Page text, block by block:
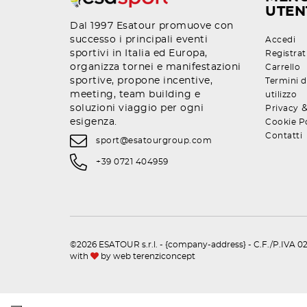
Dal 1997 Esatour promuove con
successo i principali eventi
sportivi in Italia ed Europa,
organizza tornei e manifestazioni
sportive, propone incentive,
meeting, team building e
soluzioni viaggio per ogni
esigenza.
sport@esatourgroup.com
+39 0721 404959
Accedi
Carrello
Termini
utilizzo
Privacy
Cookie
Contatti
©2026 ESATOUR s.r.l. - {company-address} - C.F./P.IVA
with
by web terenziconcept